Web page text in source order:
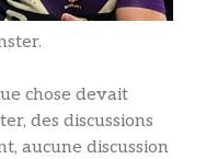
chose devait
des discussions
aucune discussion